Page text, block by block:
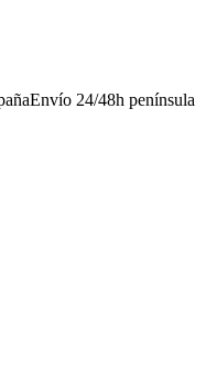
Envío 24/48h península